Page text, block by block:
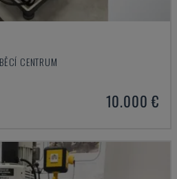
CENTRUM
10.000 €